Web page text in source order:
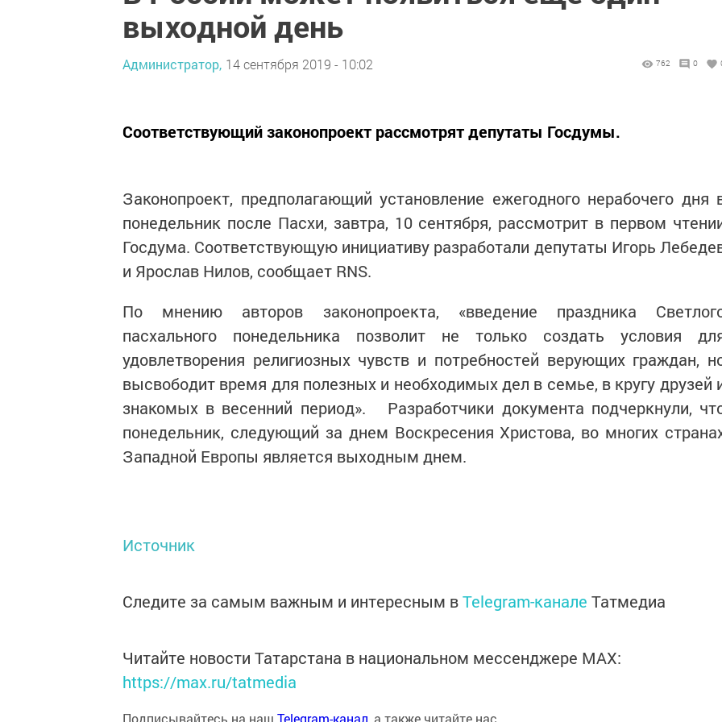
выходной день
Администратор, 14 сентября 2019 - 10:02 762 0
Соответствующий законопроект рассмотрят депутаты Госдумы.
Законопроект, предполагающий установление ежегодного нерабочего дня
понедельник после Пасхи, завтра, 10 сентября, рассмотрит в первом
Госдума. Соответствующую инициативу разработали депутаты Игорь
и Ярослав Нилов, сообщает RNS.
По мнению авторов законопроекта, «введение праздника
пасхального понедельника позволит не только создать условия
удовлетворения религиозных чувств и потребностей верующих граждан,
высвободит время для полезных и необходимых дел в семье, в кругу друзей
знакомых в весенний период». Разработчики документа подчеркнули,
понедельник, следующий за днем Воскресения Христова, во многих
Западной Европы является выходным днем.
Источник
Следите за самым важным и интересным вTelegram-канале Татмедиа
Читайте новости Татарстана в национальном мессенджере MАХ:
https://max.ru/tatmedia
Подписывайтесь на наш Telegram-канал , а также читайте нас